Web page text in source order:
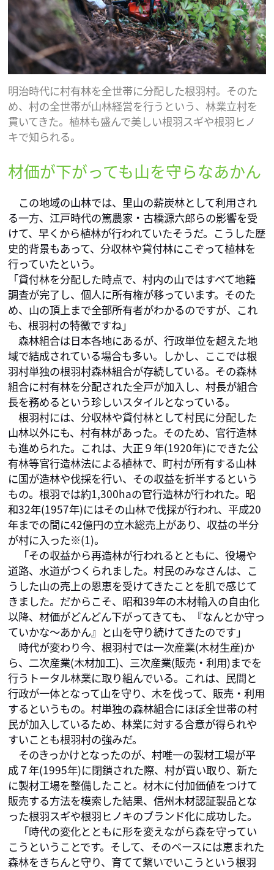
明治時代に村有林を全世帯に分配した根羽村。そのた
め、村の全世帯が山林経営を行うという、林業立村を
貫いてきた。植林も盛んで美しい根羽スギや根羽ヒノ
キで知られる。
材価が下がっても山を守らなあかん
この地域の山林では、里山の薪炭林として利用され
る一方、江戸時代の篤農家・古橋源六郎らの影響を受
けて、早くから植林が行われていたそうだ。こうした歴
史的背景もあって、分収林や貸付林にこぞって植林を
行っていたという。
「貸付林を分配した時点で、村内の山ではすべて地籍
調査が完了し、個人に所有権が移っています。そのた
め、山の頂上まで全部所有者がわかるのですが、これ
も、根羽村の特徴ですね」
森林組合は日本各地にあるが、行政単位を超えた地
域で結成されている場合も多い。しかし、ここでは根
羽村単独の根羽村森林組合が存続している。その森林
組合に村有林を分配された全戸が加入し、村長が組合
長を務めるという珍しいスタイルとなっている。
根羽村には、分収林や貸付林として村民に分配した
山林以外にも、村有林があった。そのため、官行造林
も進められた。これは、大正９年(1920年)にできた公
有林等官行造林法による植林で、町村が所有する山林
に国が造林や伐採を行い、その収益を折半するという
もの。根羽では約1,300haの官行造林が行われた。昭
和32年(1957年)にはその山林で伐採が行われ、平成20
年までの間に42億円の立木総売上があり、収益の半分
が村に入った※(1)。
「その収益から再造林が行われるとともに、役場や
道路、水道がつくられました。村民のみなさんは、こ
うした山の売上の恩恵を受けてきたことを肌で感じて
きました。だからこそ、昭和39年の木材輸入の自由化
以降、材価がどんどん下がってきても、『なんとか守っ
ていかな～あかん』と山を守り続けてきたのです」
時代が変わり今、根羽村では一次産業(木材生産)か
ら、二次産業(木材加工)、三次産業(販売・利用)までを
行うトータル林業に取り組んでいる。これは、民間と
行政が一体となって山を守り、木を伐って、販売・利用
するというもの。村単独の森林組合にほぼ全世帯の村
民が加入しているため、林業に対する合意が得られや
すいことも根羽村の強みだ。
そのきっかけとなったのが、村唯一の製材工場が平
成７年(1995年)に閉鎖された際、村が買い取り、新た
に製材工場を整備したこと。材木に付加価値をつけて
販売する方法を模索した結果、信州木材認証製品とな
った根羽スギや根羽ヒノキのブランド化に成功した。
「時代の変化とともに形を変えながら森を守ってい
こうということです。そして、そのベースには恵まれた
森林をきちんと守り、育てて繋いでいこうという根羽